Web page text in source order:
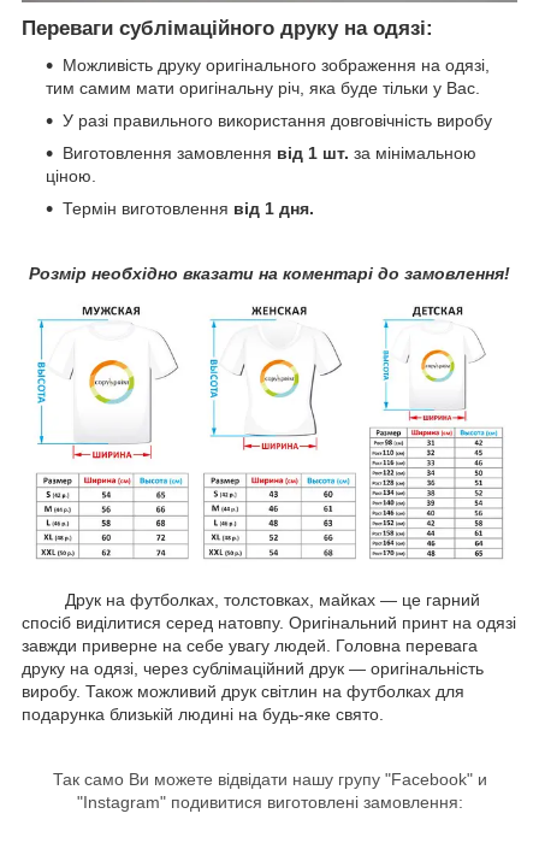
Переваги сублімаційного друку на одязі:
Можливість друку оригінального зображення на одязі,
тим самим мати оригінальну річ, яка буде тільки у Вас.
У разі правильного використання довговічність виробу
Виготовлення замовлення від 1 шт. за мінімальною
ціною.
Термін виготовлення від 1 дня.
Розмір необхідно вказати на коментарі до замовлення!
Друк на футболках, толстовках, майках — це гарний
спосіб виділитися серед натовпу. Оригінальний принт на одязі
завжди приверне на себе увагу людей. Головна перевага
друку на одязі, через сублімаційний друк — оригінальність
виробу. Також можливий друк світлин на футболках для
подарунка близькій людині на будь-яке свято.
Так само Ви можете відвідати нашу групу "Facebook" и
"Instagram" подивитися виготовлені замовлення: